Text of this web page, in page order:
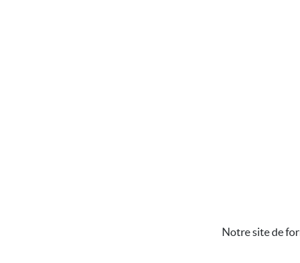
Notre site de